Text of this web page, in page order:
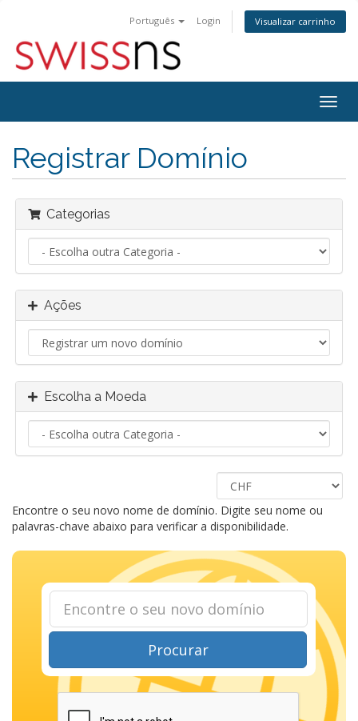
Português Login Visualizar carrinho
Registrar Domínio
Categorias
Ações
Escolha a Moeda
Encontre o seu novo nome de domínio. Digite seu nome ou
palavras-chave abaixo para verificar a disponibilidade.
Procurar